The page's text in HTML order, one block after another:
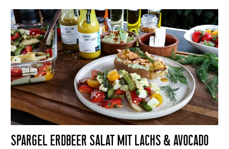
SPARGEL ERDBEER SALAT MIT LACHS & AVOCADO